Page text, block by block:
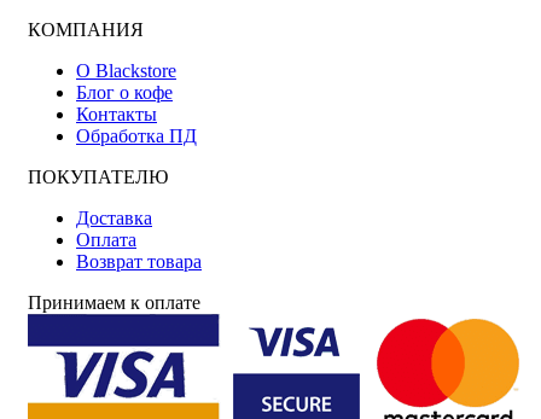
КОМПАНИЯ
О Blackstore
Блог о кофе
Контакты
Обработка ПД
ПОКУПАТЕЛЮ
Доставка
Оплата
Возврат товара
Принимаем к оплате